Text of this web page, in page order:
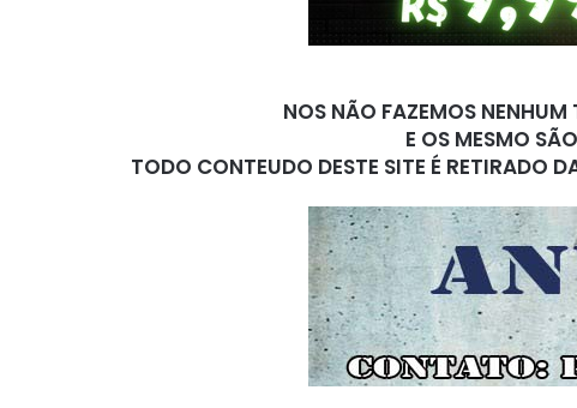
NOS NÃO FAZEMOS
E OS MESMO
TODO CONTEUDO DESTE SITE É RETIRADO